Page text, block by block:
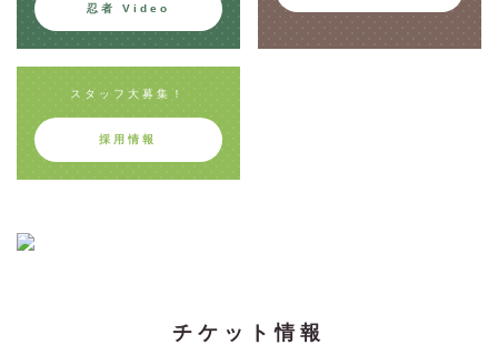
忍者 Video
スタッフ大募集！
採用情報
チケット情報